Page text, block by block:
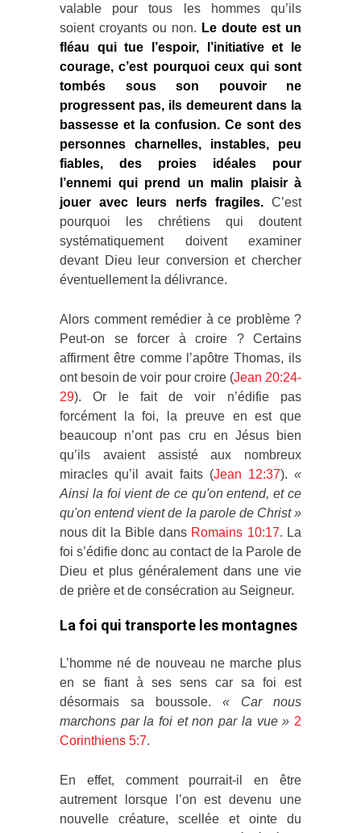
valable pour tous les hommes qu’ils
soient croyants ou non. Le doute est un
fléau qui tue l’espoir, l’initiative et le
courage, c’est pourquoi ceux qui sont
tombés sous son pouvoir ne
progressent pas, ils demeurent dans la
bassesse et la confusion. Ce sont des
personnes charnelles, instables, peu
fiables, des proies idéales pour
l’ennemi qui prend un malin plaisir à
jouer avec leurs nerfs fragiles. C’est
pourquoi les chrétiens qui doutent
systématiquement doivent examiner
devant Dieu leur conversion et chercher
éventuellement la délivrance.
Alors comment remédier à ce problème ?
Peut-on se forcer à croire ? Certains
affirment être comme l’apôtre Thomas, ils
ont besoin de voir pour croire (Jean 20:24-
29). Or le fait de voir n’édifie pas
forcément la foi, la preuve en est que
beaucoup n’ont pas cru en Jésus bien
qu’ils avaient assisté aux nombreux
miracles qu’il avait faits (Jean 12:37).«
Ainsi la foi vient de ce qu'on entend, et ce
qu'on entend vient de la parole de Christ »
nous dit la Bible dans Romains 10:17. La
foi s’édifie donc au contact de la Parole de
Dieu et plus généralement dans une vie
de prière et de consécration au Seigneur.
La foi qui transporte les montagnes
L’homme né de nouveau ne marche plus
en se fiant à ses sens car sa foi est
désormais sa boussole. « Car nous
marchons par la foi et non par la vue » 2
Corinthiens 5:7.
En effet, comment pourrait-il en être
autrement lorsque l’on est devenu une
nouvelle créature, scellée et ointe du